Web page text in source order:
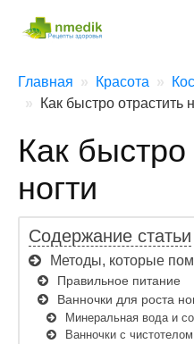
Главная Красота
Как быстро отрастить
Как быстро
ногти
Содержание статьи
Методы, которые
Правильное питание
Ванночки для роста
Минеральная вода и
Ванночки с чистотелом